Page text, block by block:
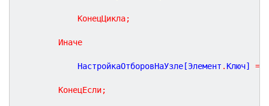
КонецЦикла;
Иначе
			НастройкаОтборовНаУзле[Элемент
. Ключ] =
КонецЕсли;